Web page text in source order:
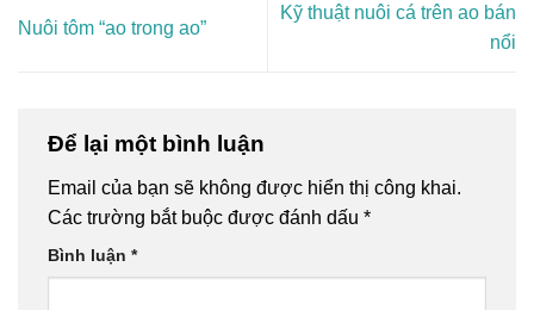
Nuôi tôm “ao trong ao”
Kỹ thuật nuôi cá trên ao bán
nổi
Để lại một bình luận
Email của bạn sẽ không được hiển thị công khai.
Các trường bắt buộc được đánh dấu *
Bình luận *